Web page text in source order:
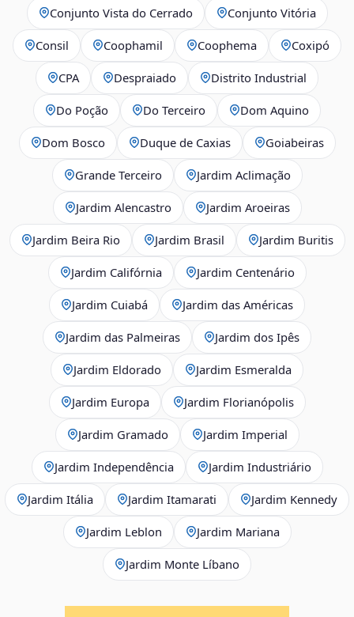
Conjunto Vista do Cerrado Conjunto Vitória
Consil Coophamil Coophema Coxipó
CPA Despraiado Distrito Industrial
Do Poção Do Terceiro Dom Aquino
Dom Bosco Duque de Caxias Goiabeiras
Grande Terceiro Jardim Aclimação
Jardim Alencastro Jardim Aroeiras
Jardim Beira Rio Jardim Brasil Jardim Buritis
Jardim Califórnia Jardim Centenário
Jardim Cuiabá Jardim das Américas
Jardim das Palmeiras Jardim dos Ipês
Jardim Eldorado Jardim Esmeralda
Jardim Europa Jardim Florianópolis
Jardim Gramado Jardim Imperial
Jardim Independência Jardim Industriário
Jardim Itália Jardim Itamarati Jardim Kennedy
Jardim Leblon Jardim Mariana
Jardim Monte Líbano